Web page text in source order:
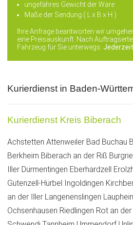
ungefähres Gewicht der Ware
Maße der Sendung ( L x B x H )
Ihre Anfrage beantworten wir
eine Preisauskunft. Nach
Fahrzeug für Sie unterwegs.
Kurierdienst in Baden-
Kurierdienst Kreis Biberach
Achstetten Attenweiler Bad Buchau
Berkheim Biberach an der Riß
Iller Dürmentingen Eberhardzell
Gutenzell-Hürbel Ingoldingen
an der Iller Langenenslingen
Ochsenhausen Riedlingen Rot an